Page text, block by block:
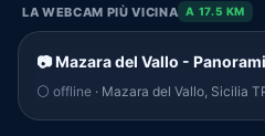
LA WEBCAM PIÙ VICINA A 17.5 KM
📷 Mazara del Vallo -
⚪ offline · Mazara del Vallo, Sicilia